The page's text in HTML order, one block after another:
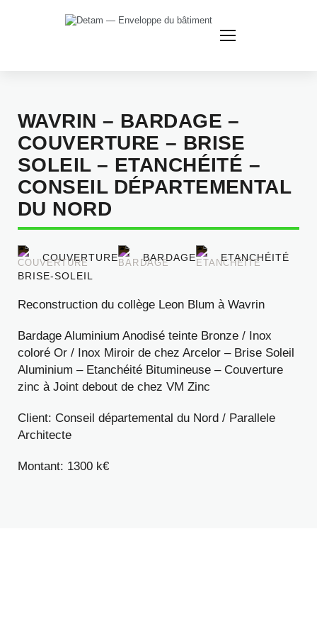
WAVRIN – BARDAGE –
COUVERTURE – BRISE
SOLEIL – ETANCHÉITÉ –
CONSEIL DÉPARTEMENTAL
DU NORD
COUVERTURE BARDAGE
ETANCHÉITÉ
BRISE-SOLEIL
Reconstruction du collège Leon Blum à Wavrin
Bardage Aluminium Anodisé teinte Bronze / Inox
coloré Or / Inox Miroir de chez Arcelor – Brise Soleil
Aluminium – Etanchéité Bitumineuse – Couverture
zinc à Joint debout de chez VM Zinc
Client: Conseil départemental du Nord / Parallele
Architecte
Montant: 1300 k€